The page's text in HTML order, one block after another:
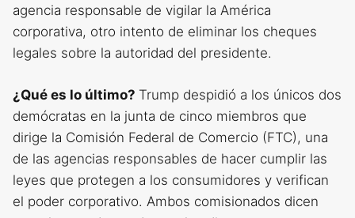
agencia responsable de vigilar la América
corporativa, otro intento de eliminar los cheques
legales sobre la autoridad del presidente.
¿Qué es lo último? Trump despidió a los únicos dos
demócratas en la junta de cinco miembros que
dirige la Comisión Federal de Comercio (FTC), una
de las agencias responsables de hacer cumplir las
leyes que protegen a los consumidores y verifican
el poder corporativo. Ambos comisionados dicen